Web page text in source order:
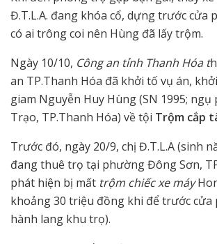
Đ.T.L.A. đang khóa cổ, dựng trước cửa
có ai trông coi nên Hùng đã lấy trộm.
Ngày 10/10, Công an tỉnh Thanh Hóa t
an TP.Thanh Hóa đã khởi tố vụ án,
giam Nguyễn Huy Hùng (SN 1995;
Trạo, TP.Thanh Hóa) về tội Trộm cắp
Trước đó, ngày 20/9, chị Đ.T.L.A (sinh
đang thuê trọ tại phường Đông Sơn,
phát hiện bị mất trộm chiếc xe máy
khoảng 30 triệu đồng khi để trước cửa
hành lang khu trọ).